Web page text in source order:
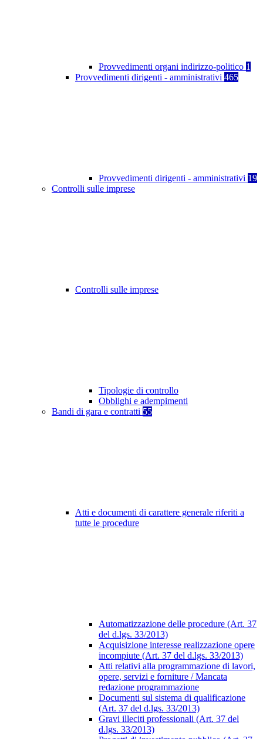
Provvedimenti organi indirizzo-politico 1
Provvedimenti dirigenti - amministrativi 465
Provvedimenti dirigenti - amministrativi 19
Controlli sulle imprese
Controlli sulle imprese
Tipologie di controllo
Obblighi e adempimenti
Bandi di gara e contratti 55
Atti e documenti di carattere generale riferiti a
tutte le procedure
Automatizzazione delle procedure (Art. 37
del d.lgs. 33/2013)
Acquisizione interesse realizzazione opere
incompiute (Art. 37 del d.lgs. 33/2013)
Atti relativi alla programmazione di lavori,
opere, servizi e forniture / Mancata
redazione programmazione
Documenti sul sistema di qualificazione
(Art. 37 del d.lgs. 33/2013)
Gravi illeciti professionali (Art. 37 del
d.lgs. 33/2013)